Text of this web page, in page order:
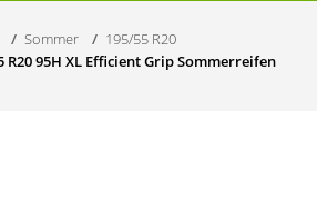
Sommer
195/55 R20
R20 95H XL Efficient Grip Sommerreifen